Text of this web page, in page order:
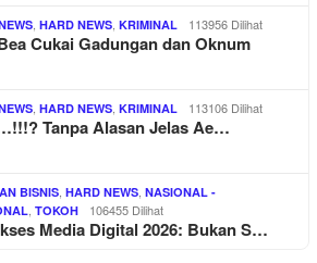
HARD NEWS KRIMINAL 113956 Dilihat
Cukai Gadungan dan Oknum
HARD NEWS KRIMINAL 113106 Dilihat
Tanpa Alasan Jelas Ae…
BISNIS HARD NEWS NASIONAL -
TOKOH 106455 Dilihat
Media Digital 2026: Bukan S…